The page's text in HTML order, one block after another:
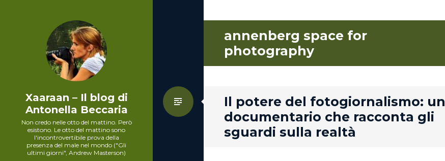
Xaaraan – Il blog di
Antonella Beccaria
Non credo nelle otto del mattino. Però
esistono. Le otto del mattino sono
l'incontrovertibile prova della
presenza del male nel mondo ("Gli
ultimi giorni", Andrew Masterson)
annenberg space for
photography
Il potere del fotogiornalismo: un
documentario che racconta gli
sguardi sulla realtà
Standard